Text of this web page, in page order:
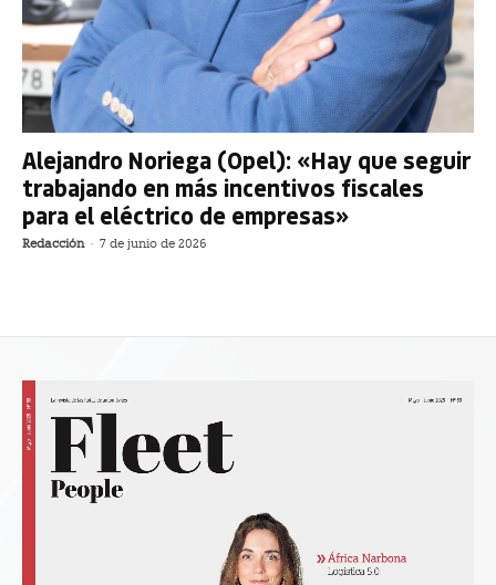
Alejandro Noriega (Opel): «Hay que seguir
trabajando en más incentivos fiscales
para el eléctrico de empresas»
Redacción - 7 de junio de 2026